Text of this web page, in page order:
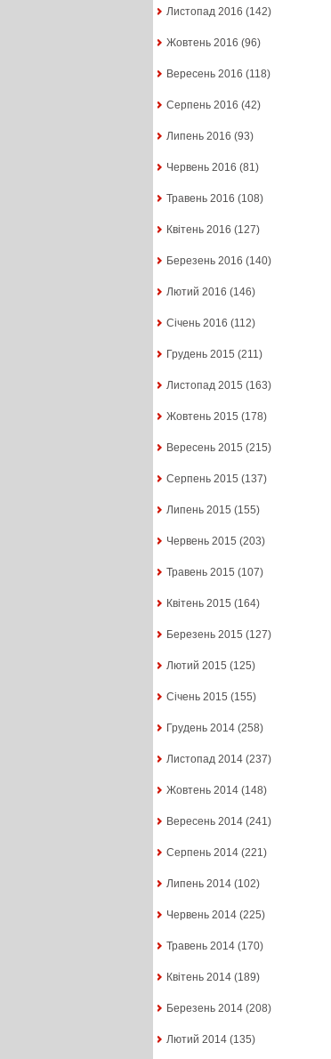
Листопад 2016 (142)
Жовтень 2016 (96)
Вересень 2016 (118)
Серпень 2016 (42)
Липень 2016 (93)
Червень 2016 (81)
Травень 2016 (108)
Квітень 2016 (127)
Березень 2016 (140)
Лютий 2016 (146)
Січень 2016 (112)
Грудень 2015 (211)
Листопад 2015 (163)
Жовтень 2015 (178)
Вересень 2015 (215)
Серпень 2015 (137)
Липень 2015 (155)
Червень 2015 (203)
Травень 2015 (107)
Квітень 2015 (164)
Березень 2015 (127)
Лютий 2015 (125)
Січень 2015 (155)
Грудень 2014(258)
Листопад 2014(237)
Жовтень 2014(148)
Вересень 2014(241)
Серпень 2014(221)
Липень 2014(102)
Червень 2014(225)
Травень 2014(170)
Квітень 2014(189)
Березень 2014(208)
Лютий 2014(135)